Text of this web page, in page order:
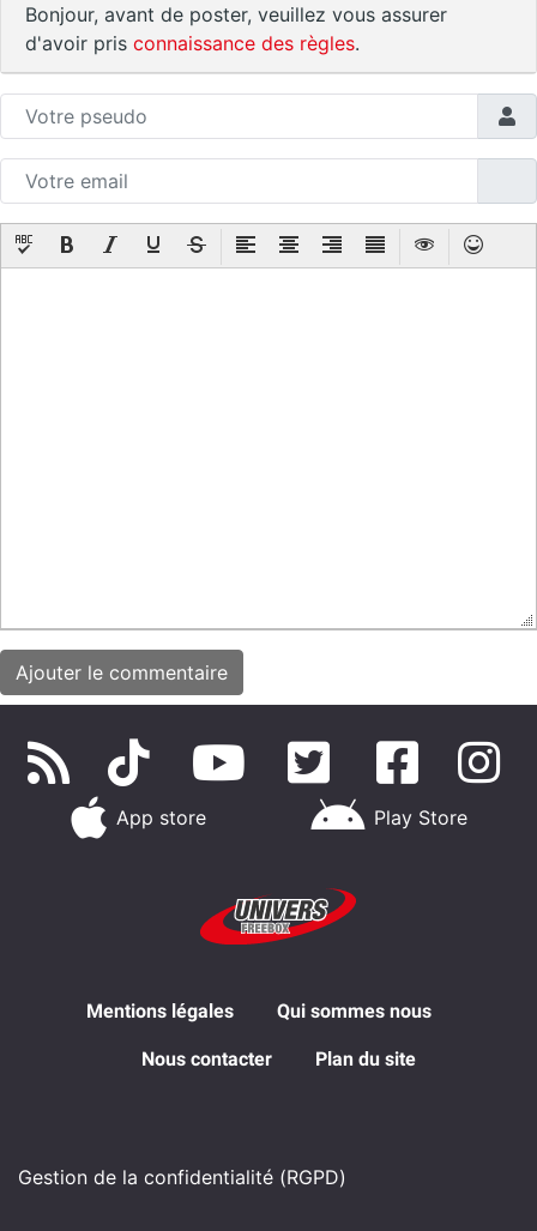
Bonjour, avant de poster, veuillez vous assurer
d'avoir pris connaissance des règles.
App store Play Store
Mentions légales Qui sommes nous
Nous contacter Plan du site
Gestion de la confidentialité (RGPD)